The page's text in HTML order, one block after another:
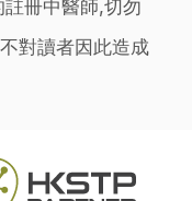
冊中醫師,切勿
對讀者因此造成